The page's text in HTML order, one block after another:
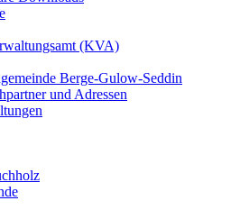
(KVA)
Berge-Gulow-Seddin
und Adressen